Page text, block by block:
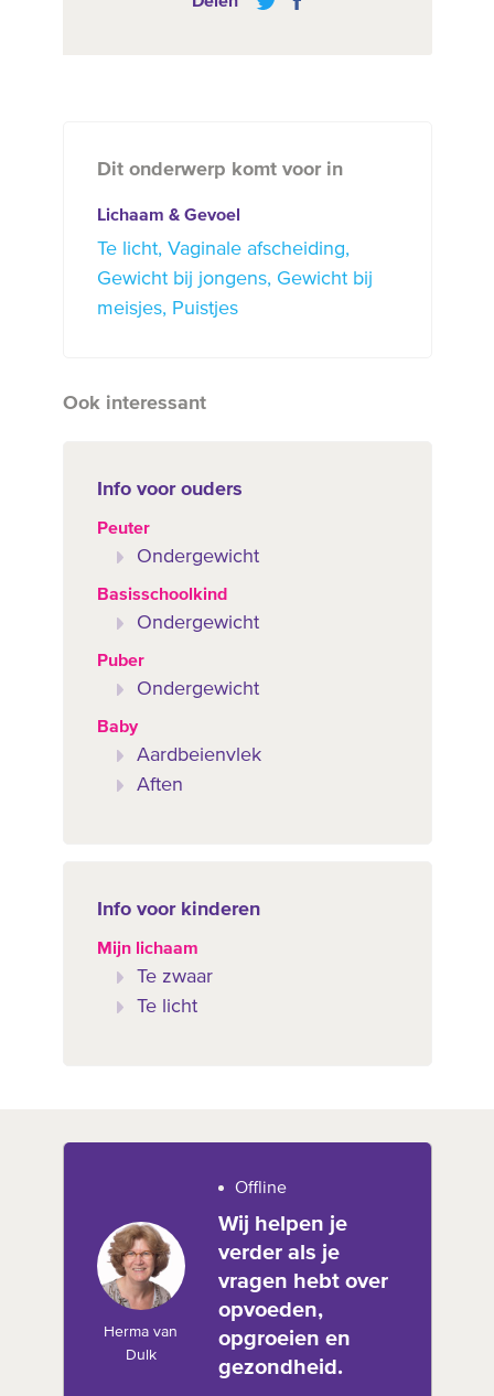
Dit onderwerp komt voor in
Lichaam & Gevoel
Te licht Vaginale afscheiding
Gewicht bij jongens Gewicht bij
meisjes
Puistjes
Ook interessant
Info voor ouders
Peuter
Ondergewicht
Basisschoolkind
Ondergewicht
Puber
Ondergewicht
Baby
Aardbeienvlek
Aften
Info voor kinderen
Mijn lichaam
Te zwaar
Te licht
Herma van
Dulk
Offline
Wij helpen je
verder als je
vragen hebt over
opvoeden,
opgroeien en
gezondheid.